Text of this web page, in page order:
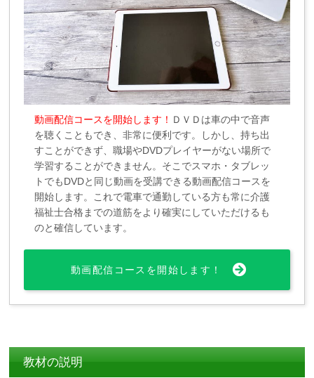
動画配信コースを開始します！ ＤＶＤは車の中で音声
を聴くこともでき、非常に便利です。しかし、持ち出
すことができず、職場やDVDプレイヤーがない場所で
学習することができません。そこでスマホ・タブレッ
トでもDVDと同じ動画を受講できる動画配信コースを
開始します。これで電車で通勤している方も常に介護
福祉士合格までの道筋をより確実にしていただけるも
のと確信しています。
動画配信コースを開始します！
教材の説明